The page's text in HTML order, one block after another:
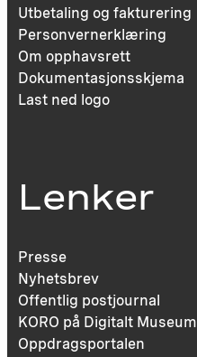
Utbetaling og fakturering
Personvernerklæring
Om opphavsrett
Dokumentasjonsskjema
Last ned logo
Lenker
Presse
Nyhetsbrev
Offentlig postjournal
KORO på Digitalt Museum
Oppdragsportalen